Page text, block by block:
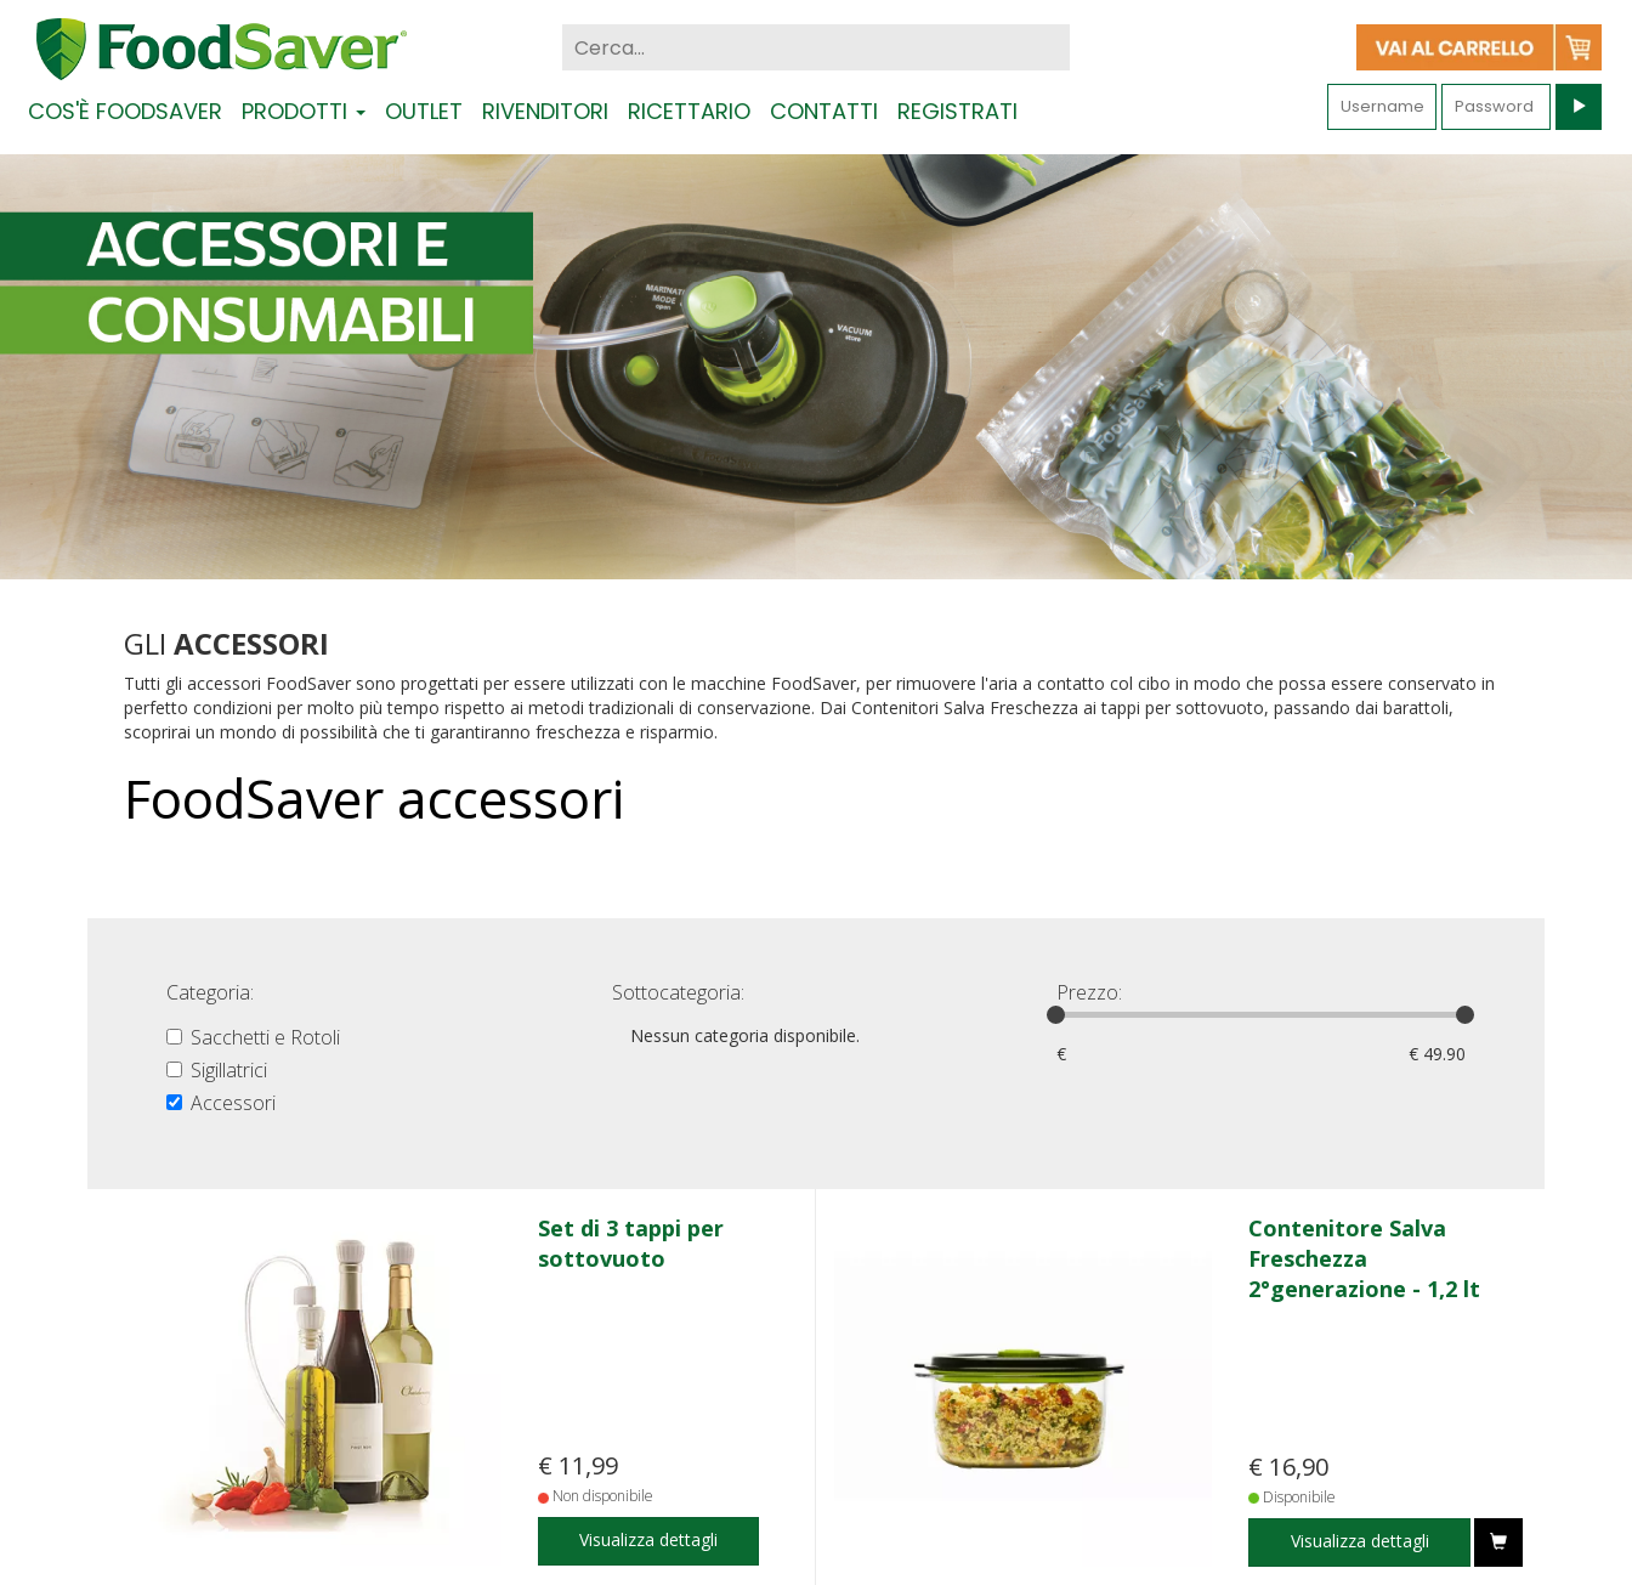
COS'È FOODSAVER PRODOTTI OUTLET RIVENDITORI RICETTARIO CONTATTI REGISTRATI
GLI ACCESSORI
Tutti gli accessori FoodSaver sono progettati per essere utilizzati con le macchine FoodSaver, per rimuovere l'aria a contatto col cibo in modo che possa essere conservato in
perfetto condizioni per molto più tempo rispetto ai metodi tradizionali di conservazione. Dai Contenitori Salva Freschezza ai tappi per sottovuoto, passando dai barattoli,
scoprirai un mondo di possibilità che ti garantiranno freschezza e risparmio.
FoodSaver accessori
Categoria:
Sacchetti e Rotoli
Sigillatrici
Accessori
Sottocategoria:
Nessun categoria disponibile.
Prezzo:
€ € 49.90
Set di 3 tappi per
sottovuoto
€ 11,99
Non disponibile
Visualizza dettagli
Contenitore Salva
Freschezza
2°generazione - 1,2 lt
€ 16,90
Disponibile
Visualizza dettagli